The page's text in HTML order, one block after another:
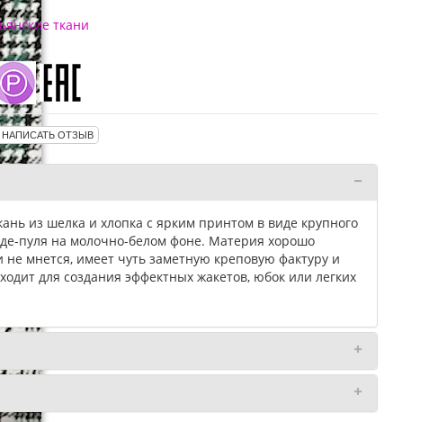
ткани
НАПИСАТЬ ОТЗЫВ
из шелка и хлопка с ярким принтом в виде крупного
пуля на молочно-белом фоне. Материя хорошо
мнется, имеет чуть заметную креповую фактуру и
для создания эффектных жакетов, юбок или легких